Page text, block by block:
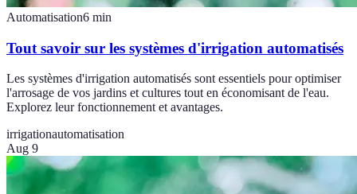
Automatisation6 min
Tout savoir sur les systèmes d'irrigation automatisés
Les systèmes d'irrigation automatisés sont essentiels pour optimiser
l'arrosage de vos jardins et cultures tout en économisant de l'eau.
Explorez leur fonctionnement et avantages.
irrigationautomatisation
Aug 9